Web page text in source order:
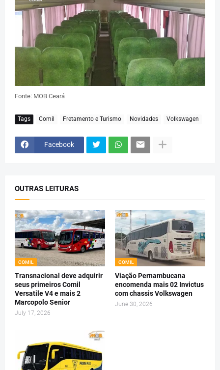
Fonte: MOB Ceará
Tags Comil Fretamento e Turismo Novidades Volkswagen
Facebook
OUTRAS LEITURAS
COMIL
Transnacional deve adquirir
seus primeiros Comil
Versatile V4 e mais 2
Marcopolo Senior
July 17, 2026
COMIL
Viação Pernambucana
encomenda mais 02 Invictus
com chassis Volkswagen
June 30, 2026